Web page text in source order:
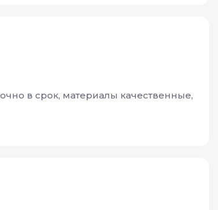
в срок, материалы качественные,